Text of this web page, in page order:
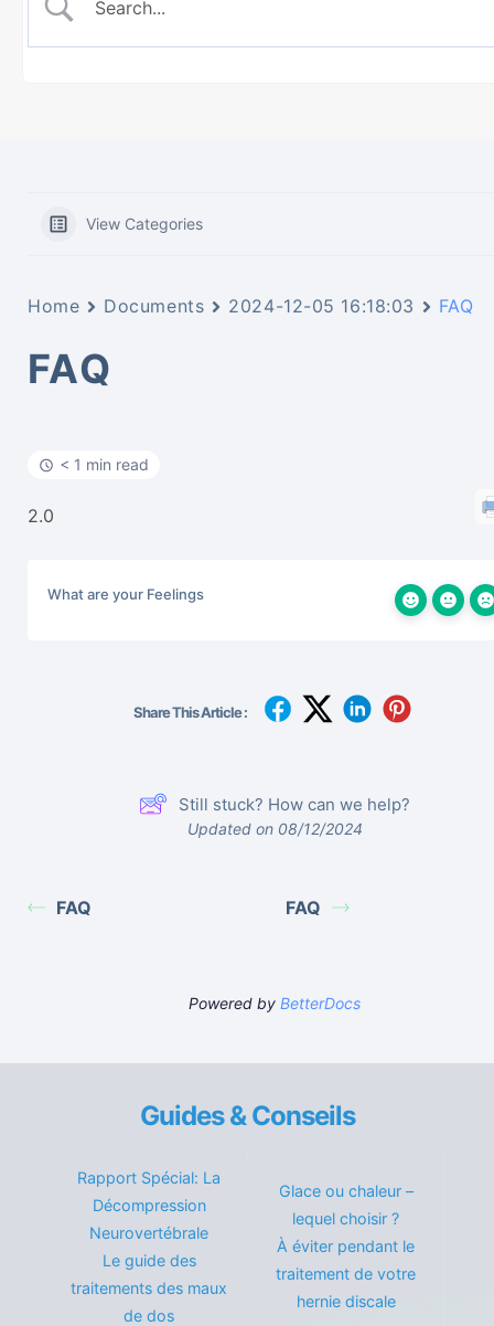
View Categories
Home Documents 2024-12-05 16:18:03 FAQ
FAQ
< 1 min read
2.0
What are your Feelings
Share This Article :
Still stuck? How can we help?
Updated on 08/12/2024
FAQ FAQ
Powered by BetterDocs
Guides & Conseils
Rapport Spécial: La
Décompression
Neurovertébrale
Le guide des
traitements des maux
de dos
Glace ou chaleur –
lequel choisir ?
À éviter pendant le
traitement de votre
hernie discale